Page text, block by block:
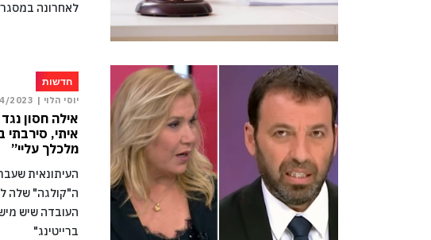
לאחרונה
חדשות
יוסי הלוי | 2023
אילה חסון
איתי, סירבתי
מלכלך עליי”
ה"קולגה" שלה
העובדה שיש
ברייטינג"